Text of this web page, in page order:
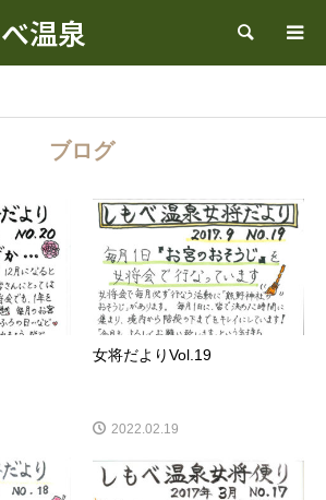
温泉 検索
ブログ
女将だよりVol.19
2022.02.19